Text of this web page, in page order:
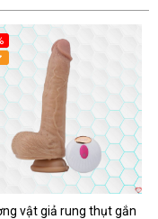
vật giả rung thụt gắn